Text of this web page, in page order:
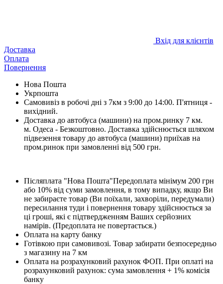
Вхід для клієнтів
Доставка
Оплата
Повернення
Нова Пошта
Укрпошта
Самовивіз в робочі дні з 7км з 9:00 до 14:00. П'ятниця -
вихідний.
Доставка до автобуса (машини) на пром.ринку 7 км.
м. Одеса - Безкоштовно. Доставка здійснюється шляхом
підвезення товару до автобуса (машини) приїхав на
пром.ринок при замовленні від 500 грн.
Післяплата "Нова Пошта"Передоплата мінімум 200 грн
або 10% від суми замовлення, в тому випадку, якщо Ви
не забираєте товар (Ви поїхали, захворіли, передумали)
пересилання туди і повернення товару здійснюється за
ці гроші, які є підтвердженням Ваших серйозних
намірів. (Предоплата не повертається.)
Оплата на карту банку
Готівкою при самовивозі. Товар забирати безпосередньо
з магазину на 7 км
Оплата на розрахунковий рахунок ФОП. При оплаті на
розрахунковий рахунок: сума замовлення + 1% комісія
банку